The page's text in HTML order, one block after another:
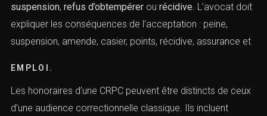
proposer l’exécution d’une ou plusieurs peines
principales ou complémentaires encourues. Les textes
relatifs à la CRPC sont organisés par le Code de
procédure pénale.
En droit routier, la CRPC est fréquente pouralcool au
volant ,stupéfiants,conduite sans permis, conduite